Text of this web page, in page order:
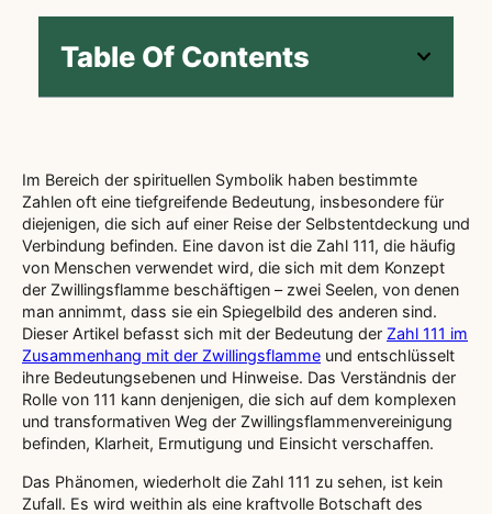
Table Of Contents
Im Bereich der spirituellen Symbolik haben bestimmte
Zahlen oft eine tiefgreifende Bedeutung, insbesondere für
diejenigen, die sich auf einer Reise der Selbstentdeckung und
Verbindung befinden. Eine davon ist die Zahl 111, die häufig
von Menschen verwendet wird, die sich mit dem Konzept
der Zwillingsflamme beschäftigen – zwei Seelen, von denen
man annimmt, dass sie ein Spiegelbild des anderen sind.
Dieser Artikel befasst sich mit der Bedeutung der Zahl 111 im
Zusammenhang mit der Zwillingsflamme und entschlüsselt
ihre Bedeutungsebenen und Hinweise. Das Verständnis der
Rolle von 111 kann denjenigen, die sich auf dem komplexen
und transformativen Weg der Zwillingsflammenvereinigung
befinden, Klarheit, Ermutigung und Einsicht verschaffen.
Das Phänomen, wiederholt die Zahl 111 zu sehen, ist kein
Zufall. Es wird weithin als eine kraftvolle Botschaft des